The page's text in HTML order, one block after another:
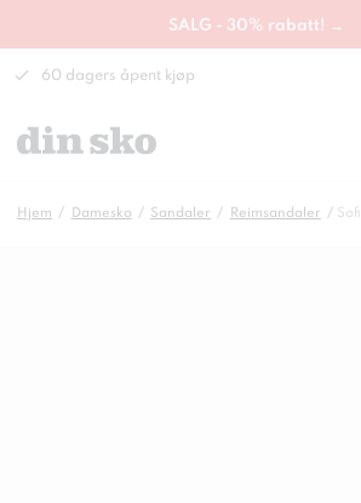
SALG - 30% rabatt! →
60 dagers åpent kjøp
Hjem Damesko Sandaler Reimsandaler Sofi